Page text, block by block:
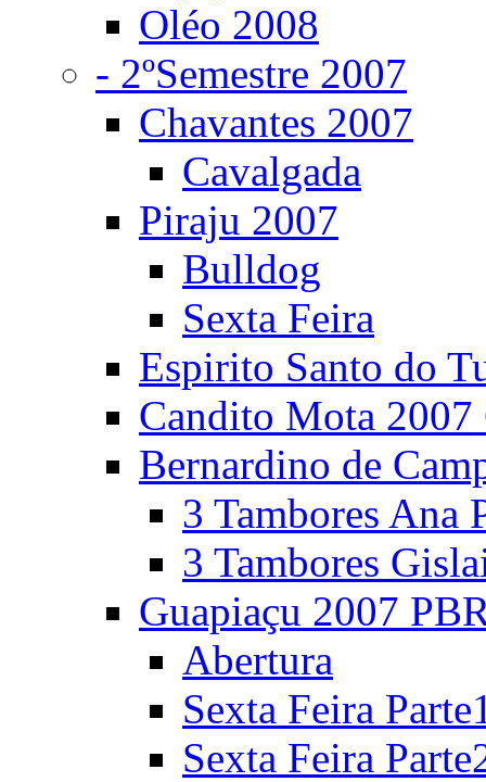
Oléo 2008
- 2ºSemestre 2007
Chavantes 2007
Cavalgada
Piraju 2007
Bulldog
Sexta Feira
Espirito Santo do
Candito Mota 2007
Bernardino de
3 Tambores Ana
3 Tambores
Guapiaçu 2007
Abertura
Sexta Feira
Sexta Feira